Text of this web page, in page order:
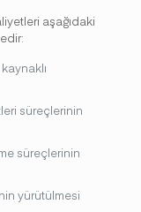
aşağıdaki
süreçlerinin
süreçlerinin
yürütülmesi